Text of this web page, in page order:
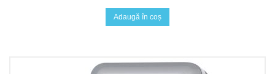
Adaugă în coș